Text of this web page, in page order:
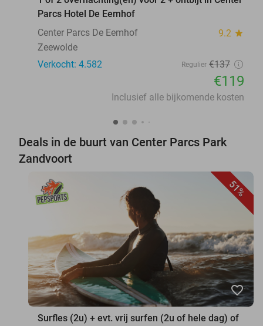
Parcs Hotel De Eemhof
Center Parcs De Eemhof
9.2 star
Zeewolde
Verkocht: 4.582
Regulier €137
€119
Inclusief alle bijkomende kosten
Deals in de buurt van Center Parcs Park
Zandvoort
51%
favorite_border
Surfles (2u) + evt. vrij surfen (2u of hele dag) of